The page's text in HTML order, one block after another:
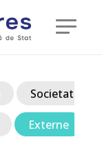
Societate
Externe